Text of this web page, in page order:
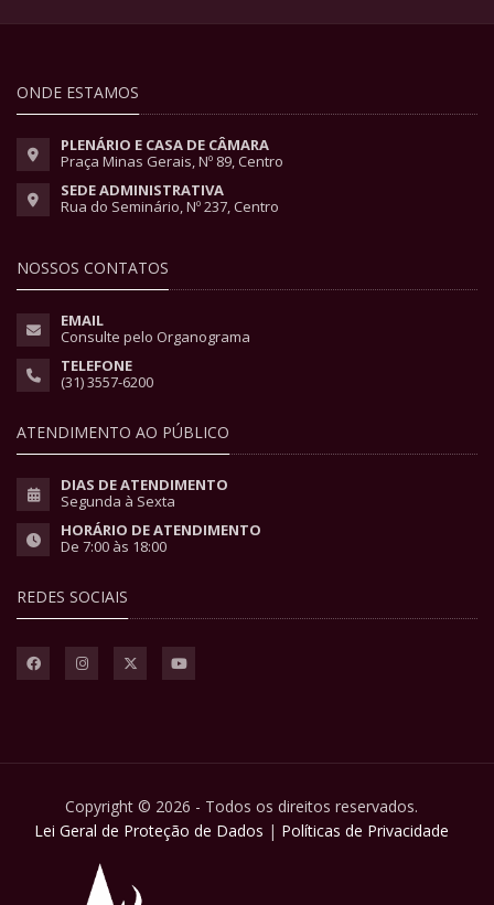
ONDE ESTAMOS
PLENÁRIO E CASA DE CÂMARA
Praça Minas Gerais, Nº 89, Centro
SEDE ADMINISTRATIVA
Rua do Seminário, Nº 237, Centro
NOSSOS CONTATOS
EMAIL
Consulte pelo Organograma
TELEFONE
(31) 3557-6200
ATENDIMENTO AO PÚBLICO
DIAS DE ATENDIMENTO
Segunda à Sexta
HORÁRIO DE ATENDIMENTO
De 7:00 às 18:00
REDES SOCIAIS
Copyright © 2026 - Todos os direitos reservados.
Lei Geral de Proteção de Dados | Políticas de Privacidade